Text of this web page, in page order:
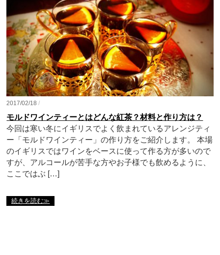
2017/02/18/
モルドワインティーとはどんな紅茶？材料と作り方は？
今回は寒い冬にイギリスでよく飲まれているアレンジティ
ー「モルドワインティー」の作り方をご紹介します。 本場
のイギリスではワインをベースに使って作る方が多いので
すが、アルコールが苦手な方やお子様でも飲めるように、
ここではぶ […]
続きを読む≫